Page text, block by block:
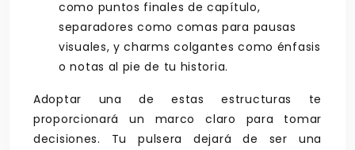
como puntos finales de capítulo,
separadores como comas para pausas
visuales, y charms colgantes como énfasis
o notas al pie de tu historia.
Adoptar una de estas estructuras te
proporcionará un marco claro para tomar
decisiones. Tu pulsera dejará de ser una